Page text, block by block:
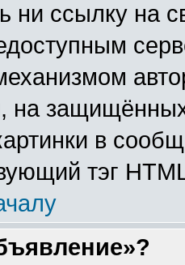
ни ссылку на
на
в
тэг